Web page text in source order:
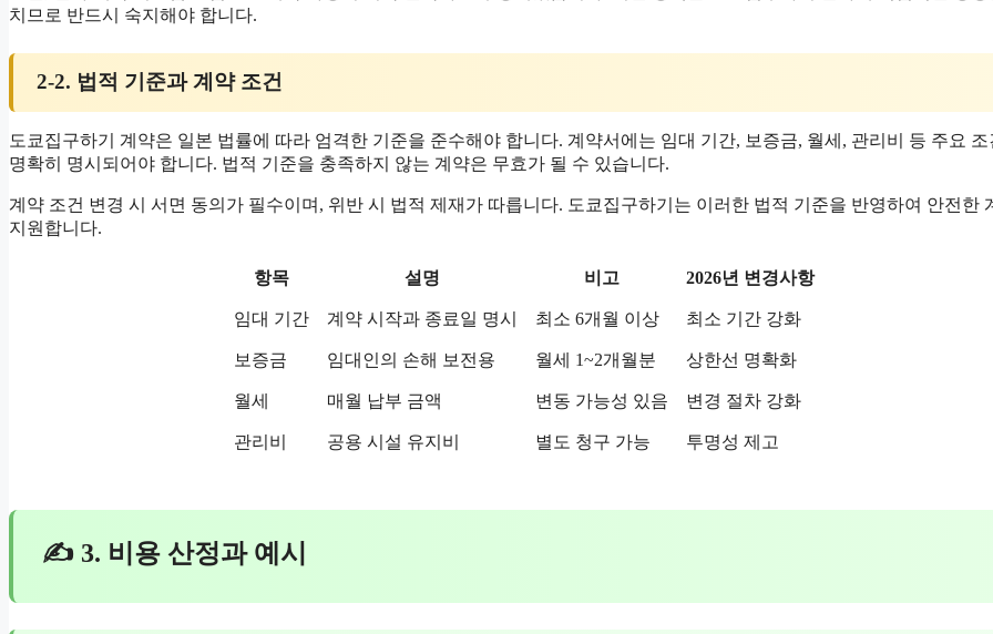
치므로 반드시 숙지해야 합니다.
2-2. 법적 기준과 계약 조건
도쿄집구하기 계약은 일본 법률에 따라 엄격한 기준을 준수해야 합니다. 계약서에는 임대 기간, 보증금, 월세, 관리비 등 주요 조
명확히 명시되어야 합니다. 법적 기준을 충족하지 않는 계약은 무효가 될 수 있습니다.
계약 조건 변경 시 서면 동의가 필수이며, 위반 시 법적 제재가 따릅니다. 도쿄집구하기는 이러한 법적 기준을 반영하여 안전한
지원합니다.
항목 설명 비고 2026년 변경사항
임대 기간 계약 시작과 종료일 명시 최소 6개월 이상 최소 기간 강화
보증금 임대인의 손해 보전용 월세 1~2개월분 상한선 명확화
월세 매월 납부 금액 변동 가능성 있음 변경 절차 강화
관리비 공용 시설 유지비 별도 청구 가능 투명성 제고
✍ 3. 비용 산정과 예시